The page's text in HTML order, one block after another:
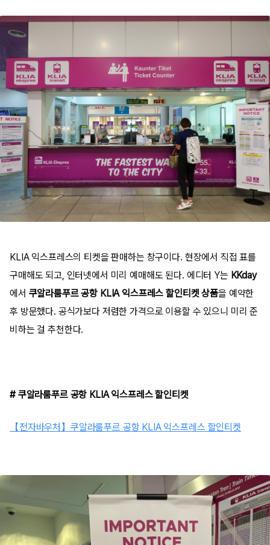
KLIA 익스프레스의 티켓을 판매하는 창구이다. 현장에서 직접 표를
구매해도 되고, 인터넷에서 미리 예매해도 된다. 에디터 Y는 KKday
에서 쿠알라룸푸르 공항 KLIA 익스프레스 할인티켓상품을 예약한
후 방문했다. 공식가보다 저렴한 가격으로 이용할 수 있으니 미리 준
비하는 걸 추천한다.
# 쿠알라룸푸르 공항 KLIA 익스프레스 할인티켓
【전자바우처】쿠알라룸푸르 공항 KLIA 익스프레스 할인티켓